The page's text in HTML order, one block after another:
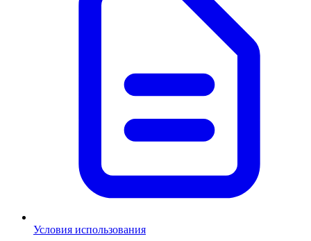
Условия использования